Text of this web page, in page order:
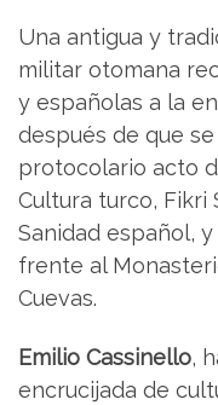
Una antigua y
militar otomana
y españolas a la
después de que
protocolario acto
Cultura turco, Fikri
Sanidad español,
frente al
Cuevas.
Emilio Cassinello,
encrucijada de